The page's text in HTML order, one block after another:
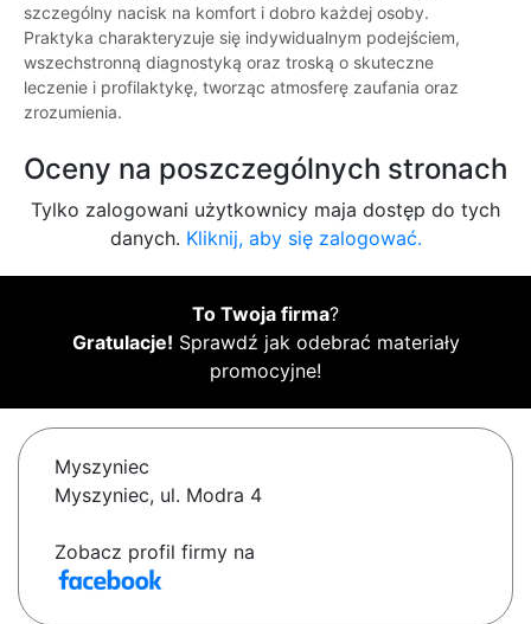
szczególny nacisk na komfort i dobro każdej osoby.
Praktyka charakteryzuje się indywidualnym podejściem,
wszechstronną diagnostyką oraz troską o skuteczne
leczenie i profilaktykę, tworząc atmosferę zaufania oraz
zrozumienia.
Oceny na poszczególnych stronach
Tylko zalogowani użytkownicy maja dostęp do tych
danych. Kliknij, aby się zalogować.
To Twoja firma?
Gratulacje! Sprawdź jak odebrać materiały
promocyjne!
Myszyniec
Myszyniec, ul. Modra 4
Zobacz profil firmy na